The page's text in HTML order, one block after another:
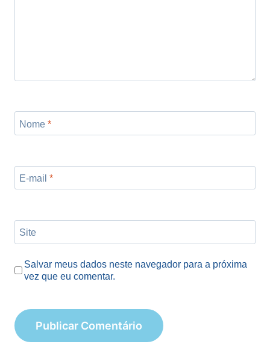
Nome *
E-mail *
Site
Salvar meus dados neste navegador para a próxima
vez que eu comentar.